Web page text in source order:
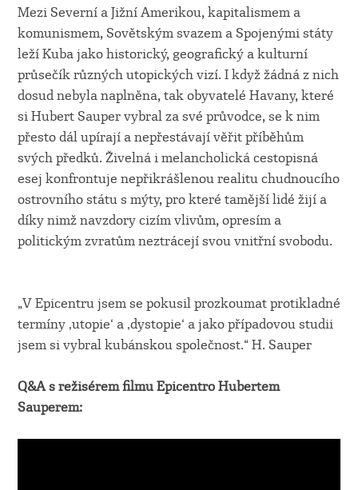
Mezi Severní a Jižní Amerikou, kapitalismem a
komunismem, Sovětským svazem a Spojenými státy
leží Kuba jako historický, geografický a kulturní
průsečík různých utopických vizí. I když žádná z nich
dosud nebyla naplněna, tak obyvatelé Havany, které
si Hubert Sauper vybral za své průvodce, se k nim
přesto dál upírají a nepřestávají věřit příběhům
svých předků. Živelná i melancholická cestopisná
esej konfrontuje nepřikrášlenou realitu chudnoucího
ostrovního státu s mýty, pro které tamější lidé žijí a
díky nimž navzdory cizím vlivům, opresím a
politickým zvratům neztrácejí svou vnitřní svobodu.
„V Epicentru jsem se pokusil prozkoumat protikladné
termíny ‚utopie‘ a ‚dystopie‘ a jako případovou studii
jsem si vybral kubánskou společnost.“ H. Sauper
Q&A s režisérem filmu Epicentro Hubertem
Sauperem: